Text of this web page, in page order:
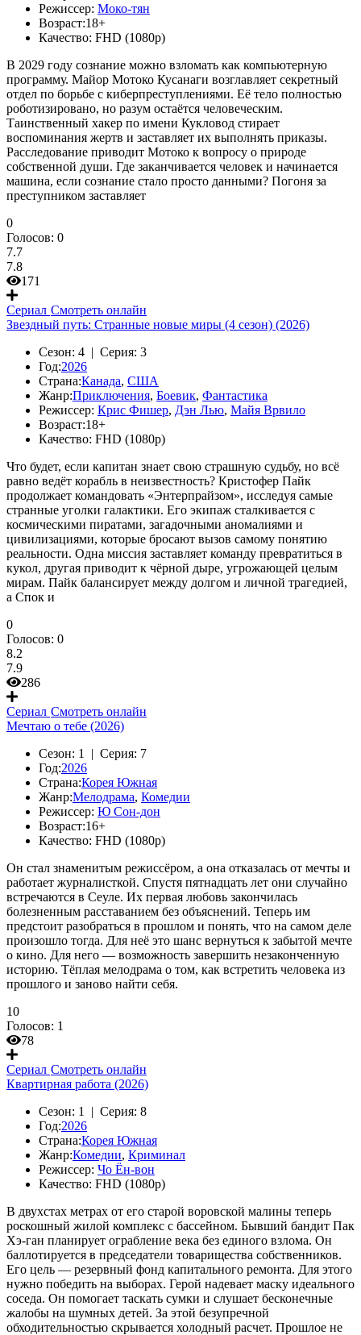
Режиссер: Моко-тян
Возраст:18+
Качество: FHD (1080p)
В 2029 году сознание можно взломать как компьютерную
программу. Майор Мотоко Кусанаги возглавляет секретный
отдел по борьбе с киберпреступлениями. Её тело полностью
роботизировано, но разум остаётся человеческим.
Таинственный хакер по имени Кукловод стирает
воспоминания жертв и заставляет их выполнять приказы.
Расследование приводит Мотоко к вопросу о природе
собственной души. Где заканчивается человек и начинается
машина, если сознание стало просто данными? Погоня за
преступником заставляет
0
Голосов: 0
7.7
7.8
171
Сериал Смотреть онлайн
Звездный путь: Странные новые миры (4 сезон) (2026)
Сезон: 4 | Серия: 3
Год:2026
Страна:Канада, США
Жанр:Приключения, Боевик, Фантастика
Режиссер: Крис Фишер, Дэн Лью, Майя Врвило
Возраст:18+
Качество: FHD (1080p)
Что будет, если капитан знает свою страшную судьбу, но всё
равно ведёт корабль в неизвестность? Кристофер Пайк
продолжает командовать «Энтерпрайзом», исследуя самые
странные уголки галактики. Его экипаж сталкивается с
космическими пиратами, загадочными аномалиями и
цивилизациями, которые бросают вызов самому понятию
реальности. Одна миссия заставляет команду превратиться в
кукол, другая приводит к чёрной дыре, угрожающей целым
мирам. Пайк балансирует между долгом и личной трагедией,
а Спок и
0
Голосов: 0
8.2
7.9
286
Сериал Смотреть онлайн
Мечтаю о тебе (2026)
Сезон: 1 | Серия: 7
Год:2026
Страна:Корея Южная
Жанр:Мелодрама, Комедии
Режиссер: Ю Сон-дон
Возраст:16+
Качество: FHD (1080p)
Он стал знаменитым режиссёром, а она отказалась от мечты и
работает журналисткой. Спустя пятнадцать лет они случайно
встречаются в Сеуле. Их первая любовь закончилась
болезненным расставанием без объяснений. Теперь им
предстоит разобраться в прошлом и понять, что на самом деле
произошло тогда. Для неё это шанс вернуться к забытой мечте
о кино. Для него — возможность завершить незаконченную
историю. Тёплая мелодрама о том, как встретить человека из
прошлого и заново найти себя.
10
Голосов: 1
78
Сериал Смотреть онлайн
Квартирная работа (2026)
Сезон: 1 | Серия: 8
Год:2026
Страна:Корея Южная
Жанр:Комедии, Криминал
Режиссер: Чо Ён-вон
Качество: FHD (1080p)
В двухстах метрах от его старой воровской малины теперь
роскошный жилой комплекс с бассейном. Бывший бандит Пак
Хэ‑ган планирует ограбление века без единого взлома. Он
баллотируется в председатели товарищества собственников.
Его цель — резервный фонд капитального ремонта. Для этого
нужно победить на выборах. Герой надевает маску идеального
соседа. Он помогает таскать сумки и слушает бесконечные
жалобы на шумных детей. За этой безупречной
обходительностью скрывается холодный расчет. Прошлое не